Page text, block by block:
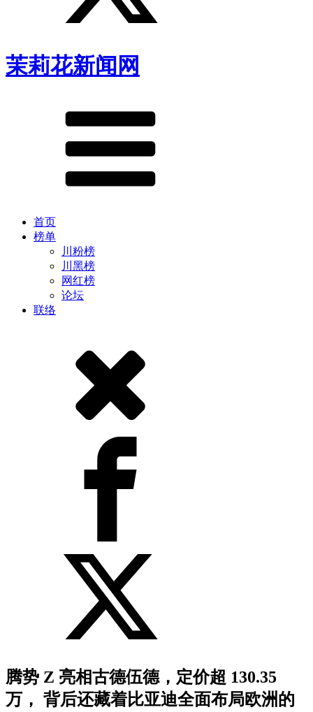
茉莉花新闻网
首页
榜单
川粉榜
川黑榜
网红榜
论坛
联络
腾势 Z 亮相古德伍德，定价超 130.35
万， 背后还藏着比亚迪全面布局欧洲的